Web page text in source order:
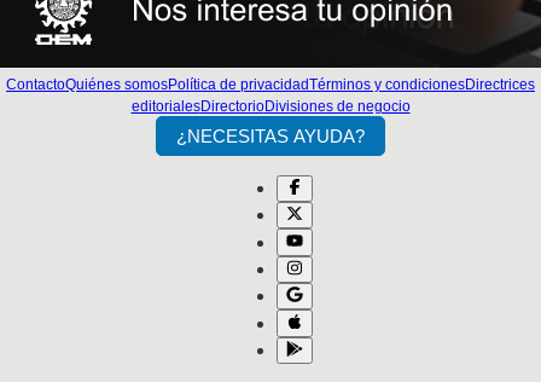
ContactoQuiénes somosPolítica de privacidadTérminos y condicionesDirectrices
editorialesDirectorioDivisiones de negocio
¿NECESITAS AYUDA?